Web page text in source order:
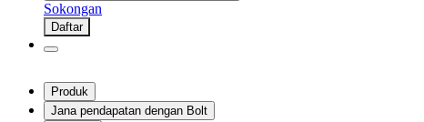
Sokongan
Daftar
Produk
Jana pendapatan dengan Bolt